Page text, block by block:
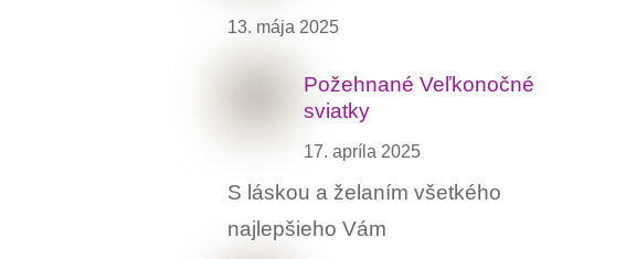
13. mája 2025
Požehnané Veľkonočné
sviatky
17. apríla 2025
S láskou a želaním všetkého
najlepšieho Vám